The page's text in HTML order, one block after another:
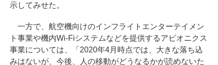
示してみせた。
一方で、航空機向けのインフライトエンターテイメン
ト事業や機内Wi-Fiシステムなどを提供するアビオニクス
事業については、「2020年4月時点では、大きな落ち込
みはないが、今後、人の移動がどうなるかが読めないた